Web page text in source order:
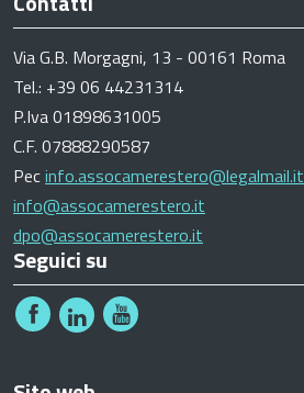
Via G.B. Morgagni, 13 - 00161 Roma
Tel.: +39 06 44231314
P.Iva 01898631005
C.F. 07888290587
Pecinfo.assocamerestero@legalmail.it
info@assocamerestero.it
dpo@assocamerestero.it
Seguici su